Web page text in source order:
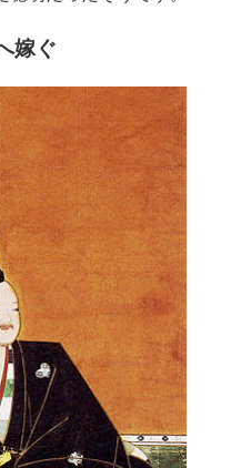
嫁ぐ